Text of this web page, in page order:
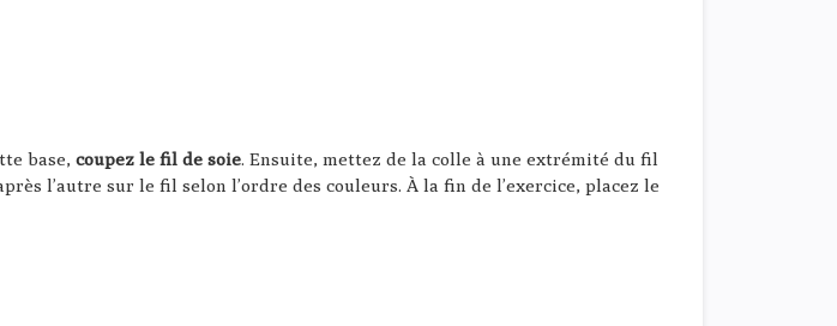
base, coupez le fil de soie. Ensuite, mettez de la colle à une extrémité du fil
l’autre sur le fil selon l’ordre des couleurs. À la fin de l’exercice, placez le